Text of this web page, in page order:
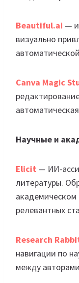
Beautiful.ai —
визуально
Canva Magic
Научные и
Elicit — ИИ-
литературы.
релевантных
Research
навигации по
между